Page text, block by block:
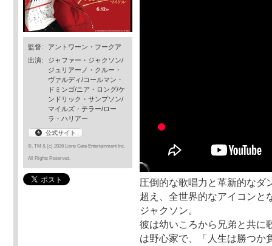
監督:
アントワーン・フークア
出演:
ジャファー・ジャクソン/
ジュリアーノ・クルー・
ヴァルディ/コールマン・
ドミンゴ/ニア・ロング/ケ
ンドリック・サンプソン/
マイルズ・テラー/ロー
ラ・ハリアー
公式サイト
®, TM & (c) 2026 Lions Gate Entertainment Inc.
All Rights Reserved.
圧倒的な歌唱力と革新的なダ
超え、全世界的なアイコンと
ジャクソン。
彼は幼いころから兄弟と共に
は野心家で、「人生は勝つか